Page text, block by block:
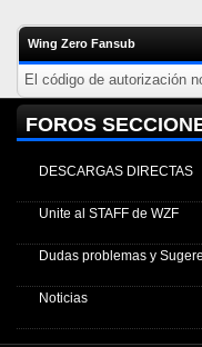
Wing Zero Fansub
El código de autorización
FOROS
DESCARGAS DIRECTAS
Unite al STAFF de WZF
Dudas problemas y
Noticias